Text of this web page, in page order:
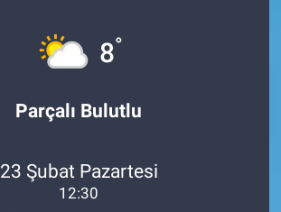
8°
Parçalı Bulutlu
23 Şubat Pazartesi
12:30